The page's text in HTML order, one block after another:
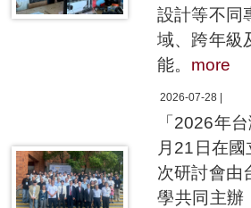
設計等不同
域、跨年級
能。 more
2026-07-28 |
「2026年
月21日在
次研討會由
學共同主辦